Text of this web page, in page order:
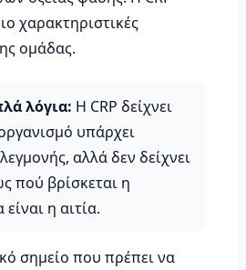
χαρακτηριστικές
ομάδας.
λόγια: Η CRP δείχνει
υπάρχει
αλλά δεν δείχνει
πού βρίσκεται η
η αιτία.
σημείο που πρέπει να